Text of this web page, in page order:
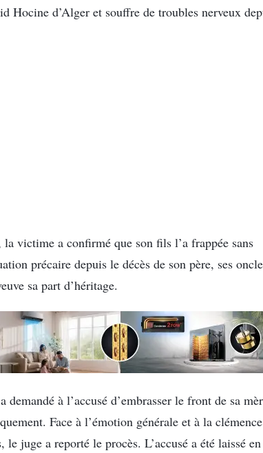
Hocine d’Alger et souffre de troubles nerveux
victime a confirmé que son fils l’a frappée sans
précaire depuis le décès de son père, ses
sa part d’héritage.
à l’accusé d’embrasser le front de sa
Face à l’émotion générale et à la
juge a reporté le procès. L’accusé a été laissé en